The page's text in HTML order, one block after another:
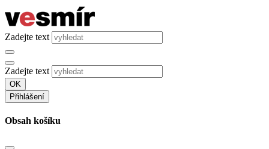
Zadejte text
Zadejte text
OK
Přihlášení
Obsah košíku